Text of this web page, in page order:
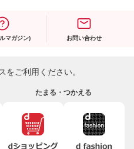
マガジン) お問い合わせ
をご利用ください。
たまる・つかえる